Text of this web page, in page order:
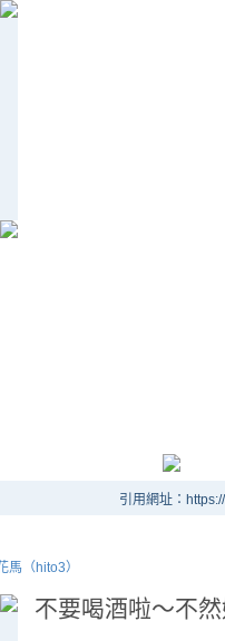
引用網址：
馬（hito3）
不要喝酒啦～不